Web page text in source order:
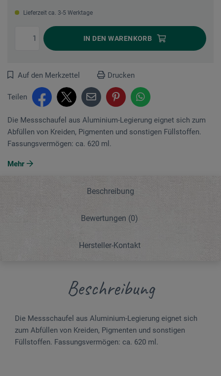
Lieferzeit ca. 3-5 Werktage
IN DEN WARENKORB
Auf den Merkzettel Drucken
Teilen
Die Messschaufel aus Aluminium-Legierung eignet sich zum
Abfüllen von Kreiden, Pigmenten und sonstigen Füllstoffen.
Fassungsvermögen: ca. 620 ml.
Mehr
Beschreibung
Bewertungen (0)
Hersteller-Kontakt
Beschreibung
Die Messschaufel aus Aluminium-Legierung eignet sich
zum Abfüllen von Kreiden, Pigmenten und sonstigen
Füllstoffen. Fassungsvermögen: ca. 620 ml.